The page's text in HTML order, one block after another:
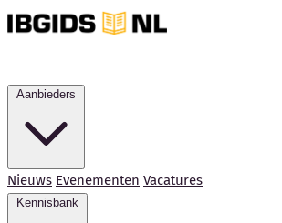
Nieuws Evenementen Vacatures